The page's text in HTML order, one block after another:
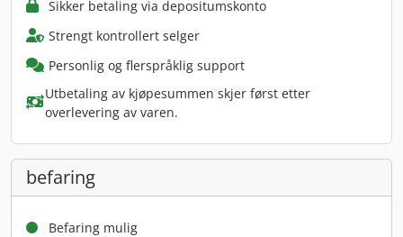
Sikker betaling via depositumskonto
Strengt kontrollert selger
Personlig og flerspråklig support
Utbetaling av kjøpesummen skjer først etter
overlevering av varen.
befaring
Befaring mulig